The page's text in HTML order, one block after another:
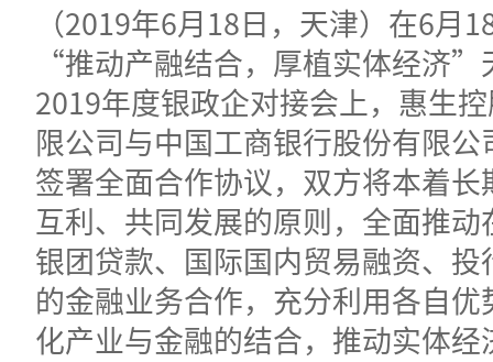
（2019年6月18日，天津）在6月
“推动产融结合，厚植实体经济”
2019年度银政企对接会上，惠生
限公司与中国工商银行股份有限
签署全面合作协议，双方将本着
互利、共同发展的原则，全面推
银团贷款、国际国内贸易融资、
的金融业务合作，充分利用各自
化产业与金融的结合，推动实体